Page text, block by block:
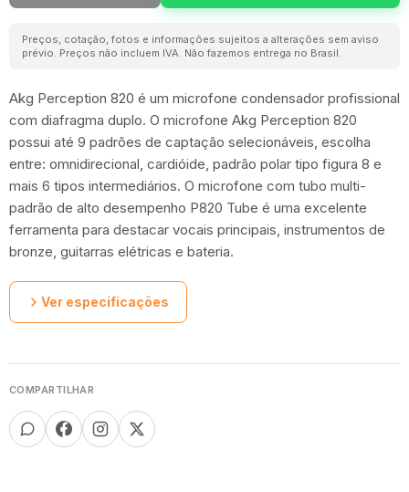
Preços, cotação, fotos e informações sujeitos a alterações sem aviso
prévio. Preços não incluem IVA. Não fazemos entrega no Brasil.
Akg Perception 820 é um microfone condensador profissional
com diafragma duplo. O microfone Akg Perception 820
possui até 9 padrões de captação selecionáveis, escolha
entre: omnidirecional, cardióide, padrão polar tipo figura 8 e
mais 6 tipos intermediários. O microfone com tubo multi-
padrão de alto desempenho P820 Tube é uma excelente
ferramenta para destacar vocais principais, instrumentos de
bronze, guitarras elétricas e bateria.
Ver especificações
COMPARTILHAR